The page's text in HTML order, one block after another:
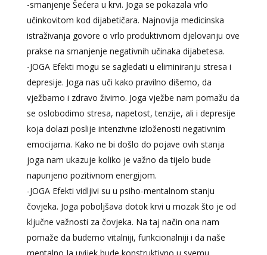
-smanjenje Šećera u krvi. Joga se pokazala vrlo
učinkovitom kod dijabetičara. Najnovija medicinska
istraživanja govore o vrlo produktivnom djelovanju ove
prakse na smanjenje negativnih učinaka dijabetesa.
-JOGA Efekti mogu se sagledati u eliminiranju stresa i
depresije. Joga nas uči kako pravilno dišemo, da
vježbamo i zdravo živimo. Joga vježbe nam pomažu da
se oslobodimo stresa, napetost, tenzije, ali i depresije
koja dolazi poslije intenzivne izloženosti negativnim
emocijama. Kako ne bi došlo do pojave ovih stanja
joga nam ukazuje koliko je važno da tijelo bude
napunjeno pozitivnom energijom.
-JOGA Efekti vidljivi su u psiho-mentalnom stanju
čovjeka. Joga poboljšava dotok krvi u mozak što je od
ključne važnosti za čovjeka. Na taj način ona nam
pomaže da budemo vitalniji, funkcionalniji i da naše